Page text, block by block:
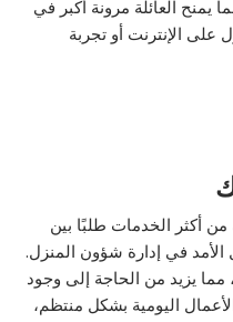
يمنح العائلة مرونة أكبر في
على الإنترنت أو تجربة
أكثر الخدمات طلبًا بين
في إدارة شؤون المنزل.
مما يزيد من الحاجة إلى وجود
اليومية بشكل منتظم،